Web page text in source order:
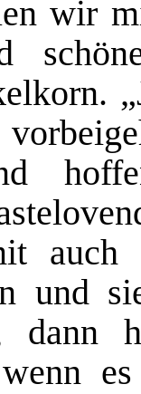
wir
und